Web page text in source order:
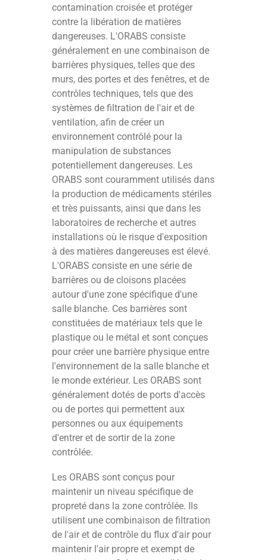
contamination croisée et protéger
contre la libération de matières
dangereuses. L'ORABS consiste
généralement en une combinaison de
barrières physiques, telles que des
murs, des portes et des fenêtres, et de
contrôles techniques, tels que des
systèmes de filtration de l'air et de
ventilation, afin de créer un
environnement contrôlé pour la
manipulation de substances
potentiellement dangereuses. Les
ORABS sont couramment utilisés dans
la production de médicaments stériles
et très puissants, ainsi que dans les
laboratoires de recherche et autres
installations où le risque d'exposition
à des matières dangereuses est élevé.
L'ORABS consiste en une série de
barrières ou de cloisons placées
autour d'une zone spécifique d'une
salle blanche. Ces barrières sont
constituées de matériaux tels que le
plastique ou le métal et sont conçues
pour créer une barrière physique entre
l'environnement de la salle blanche et
le monde extérieur. Les ORABS sont
généralement dotés de ports d'accès
ou de portes qui permettent aux
personnes ou aux équipements
d'entrer et de sortir de la zone
contrôlée.
Les ORABS sont conçus pour
maintenir un niveau spécifique de
propreté dans la zone contrôlée. Ils
utilisent une combinaison de filtration
de l'air et de contrôle du flux d'air pour
maintenir l'air propre et exempt de